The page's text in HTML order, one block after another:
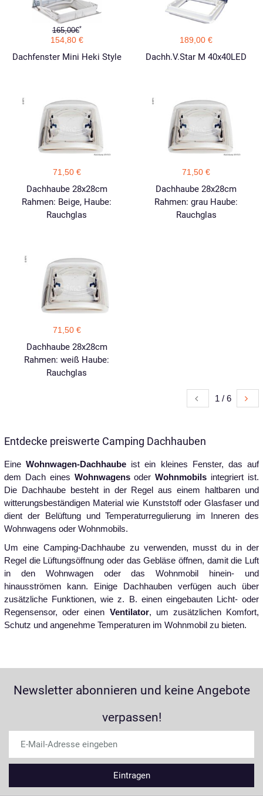
165,00€*
154,80 €
Dachfenster Mini Heki Style
189,00 €
Dachh.V.Star M 40x40LED
71,50 €
Dachhaube 28x28cm
Rahmen: Beige, Haube:
Rauchglas
71,50 €
Dachhaube 28x28cm
Rahmen: grau Haube:
Rauchglas
71,50 €
Dachhaube 28x28cm
Rahmen: weiß Haube:
Rauchglas
1 / 6
Entdecke preiswerte Camping Dachhauben
EineWohnwagen-Dachhaube ist ein kleines Fenster, das auf
dem Dach eines WohnwagensoderWohnmobils integriert ist.
Die Dachhaube besteht in der Regel aus einem haltbaren und
witterungsbeständigen Material wie Kunststoff oder Glasfaser und
dient der Belüftung und Temperaturregulierung im Inneren des
Wohnwagens oder Wohnmobils.
Um eine Camping-Dachhaube zu verwenden, musst du in der
Regel die Lüftungsöffnung oder das Gebläse öffnen, damit die Luft
in den Wohnwagen oder das Wohnmobil hinein- und
hinausströmen kann. Einige Dachhauben verfügen auch über
zusätzliche Funktionen, wie z. B. einen eingebauten Licht- oder
Regensensor, oder einen Ventilator, um zusätzlichen Komfort,
Schutz und angenehme Temperaturen im Wohnmobil zu bieten.
Newsletter abonnieren und keine Angebote
verpassen!